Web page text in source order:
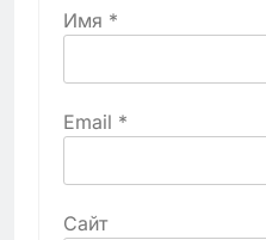
Имя *
Email *
Сайт